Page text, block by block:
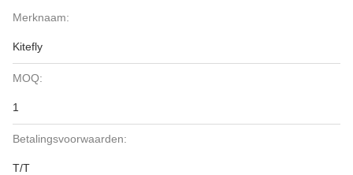
Merknaam:
Kitefly
MOQ:
1
Betalingsvoorwaarden:
T/T